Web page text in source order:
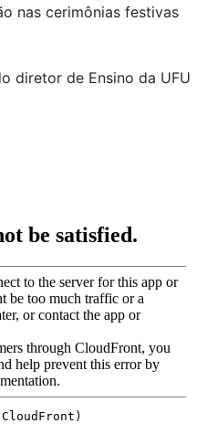
nas cerimônias festivas
diretor de Ensino da UFU